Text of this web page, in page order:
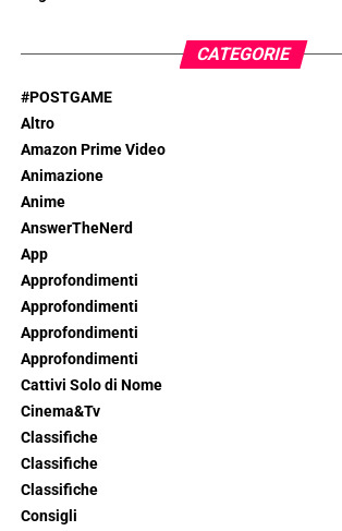
CATEGORIE
#POSTGAME
Altro
Amazon Prime Video
Animazione
Anime
AnswerTheNerd
App
Approfondimenti
Approfondimenti
Approfondimenti
Approfondimenti
Cattivi Solo di Nome
Cinema&Tv
Classifiche
Classifiche
Classifiche
Consigli